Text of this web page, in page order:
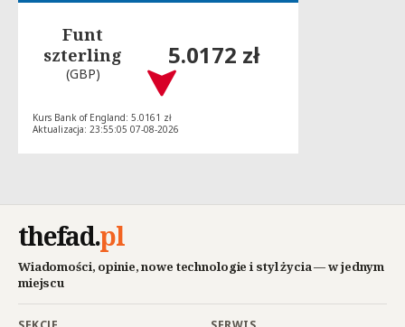
Funt
szterling
(GBP)
5.0172 zł
Kurs Bank of England: 5.0161 zł
Aktualizacja: 23:55:05 07-08-2026
thefad.pl
Wiadomości, opinie, nowe technologie i styl życia — w jednym
miejscu